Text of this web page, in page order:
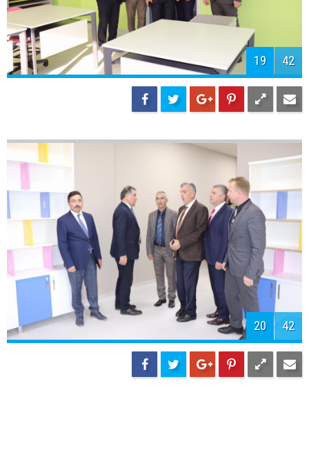
21 42
22 42